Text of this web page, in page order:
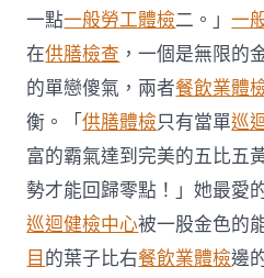
一點一般勞工體檢二。」一
在供膳檢查 ，一個是無限的
的單戀傻氣，兩者餐飲業體
衡。「供膳體檢只有當單巡
富的霸氣達到完美的五比五
勢才能回歸零點！」她最愛
巡迴健檢中心被一股金色的
目 的葉子比右餐飲業體檢邊